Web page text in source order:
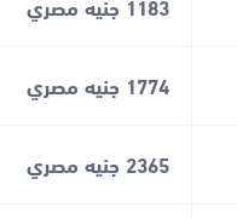
1183 جنيه مصري
1774 جنيه مصري
2365 جنيه مصري